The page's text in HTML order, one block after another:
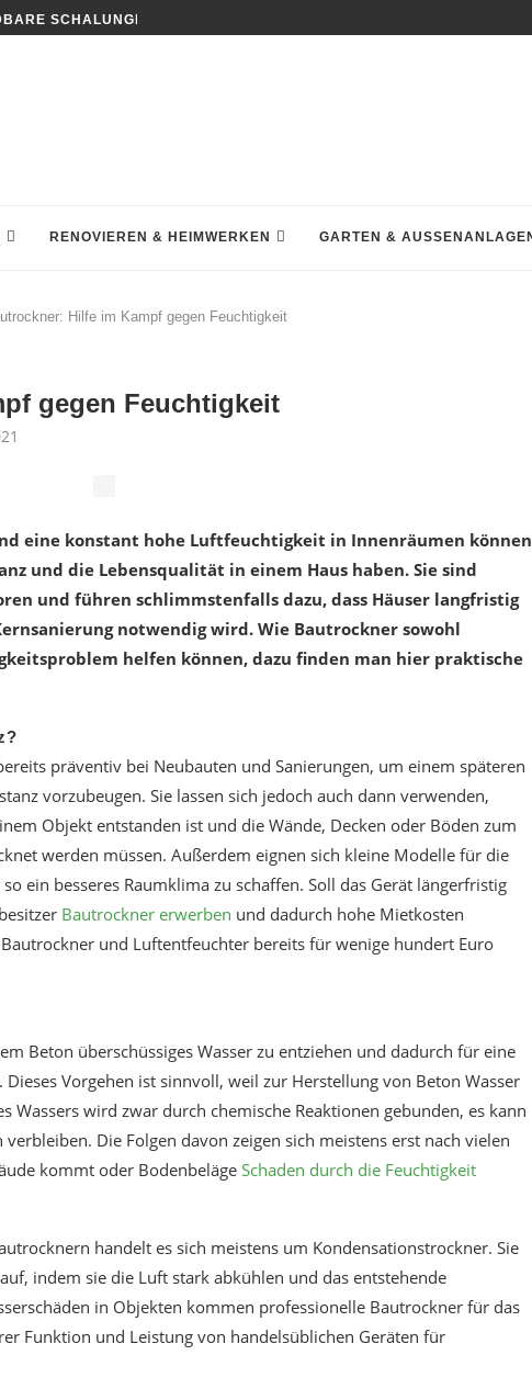
SCHALUNGEN DEN HAUSBAU NACHHALTIGER MACHEN
RENOVIEREN & HEIMWERKEN GARTEN & AUSSENANLAGEN
Hilfe im Kampf gegen Feuchtigkeit
gegen Feuchtigkeit
eine konstant hohe Luftfeuchtigkeit in Innenräumen können
und die Lebensqualität in einem Haus haben. Sie sind
und führen schlimmstenfalls dazu, dass Häuser langfristig
notwendig wird. Wie Bautrockner sowohl
helfen können, dazu finden man hier praktische
präventiv bei Neubauten und Sanierungen, um einem späteren
vorzubeugen. Sie lassen sich jedoch auch dann verwenden,
Objekt entstanden ist und die Wände, Decken oder Böden zum
werden müssen. Außerdem eignen sich kleine Modelle für die
ein besseres Raumklima zu schaffen. Soll das Gerät längerfristig
Bautrockner erwerben und dadurch hohe Mietkosten
und Luftentfeuchter bereits für wenige hundert Euro
Beton überschüssiges Wasser zu entziehen und dadurch für eine
Vorgehen ist sinnvoll, weil zur Herstellung von Beton Wasser
Wassers wird zwar durch chemische Reaktionen gebunden, es kann
Die Folgen davon zeigen sich meistens erst nach vielen
kommt oder Bodenbeläge Schaden durch die Feuchtigkeit
handelt es sich meistens um Kondensationstrockner. Sie
indem sie die Luft stark abkühlen und das entstehende
in Objekten kommen professionelle Bautrockner für das
Funktion und Leistung von handelsüblichen Geräten für